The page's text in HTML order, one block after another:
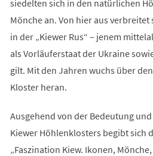
siedelten sich in den natürlichen
Mönche an. Von hier aus
in der „Kiewer Rus“ – jenem
als Vorläuferstaat der Ukraine
gilt. Mit den Jahren wuchs über
Kloster heran.
Ausgehend von der Bedeutung
Kiewer Höhlenklosters begibt sich
„Faszination Kiew. Ikonen,